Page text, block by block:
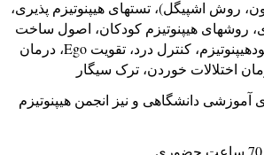
روش اشپیگل)، تستهای هیپنوتیزم پذیری،
هیپنوتیزم کودکان، اصول ساخت
تلقينات هیپنوتیزمی، خودهیپنوتیزم، کنترل درد، تقویت Ego، درمان
اختلالات خوردن، ترک سیگار
دانشگاهی و نیز انجمن هیپنوتیزم